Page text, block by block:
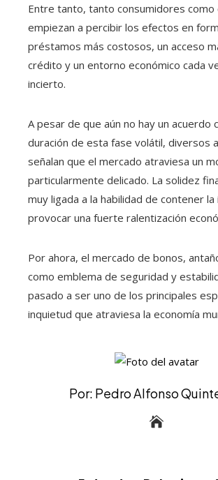
Entre tanto, tanto consumidores como
empiezan a percibir los efectos en
préstamos más costosos, un acceso
crédito y un entorno económico cada
incierto.
A pesar de que aún no hay un acuerdo
duración de esta fase volátil, diversos
señalan que el mercado atraviesa un
particularmente delicado. La solidez
muy ligada a la habilidad de contener la
provocar una fuerte ralentización
Por ahora, el mercado de bonos,
como emblema de seguridad y
pasado a ser uno de los principales
inquietud que atraviesa la economía
Por: Pedro Alfonso